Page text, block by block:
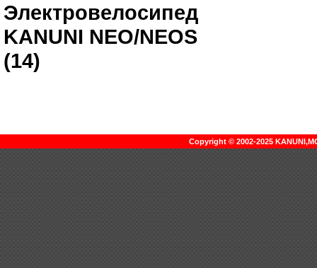
Электровелосипед
KANUNI NEO/NEOS
(14)
Copyright © 2002-2025